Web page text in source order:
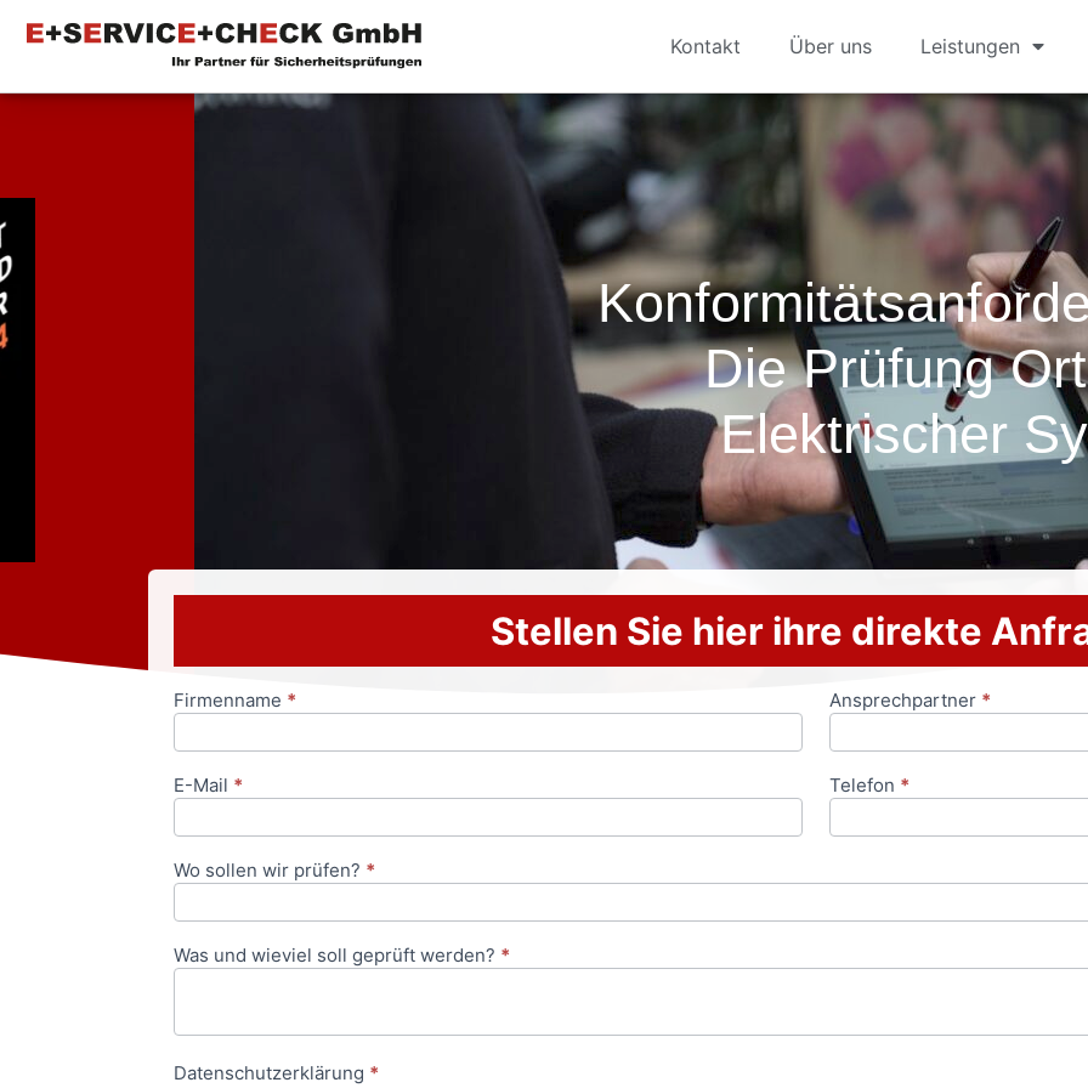
Kontakt Über uns Leistungen
Die Prüfung
Elektrischer
Stellen Sie hier ihre direkte
Anfrageformular
Firmenname * Ansprechpartner *
E-Mail * Telefon *
Wo sollen wir prüfen? *
Was und wieviel soll geprüft werden? *
Datenschutzerklärung *